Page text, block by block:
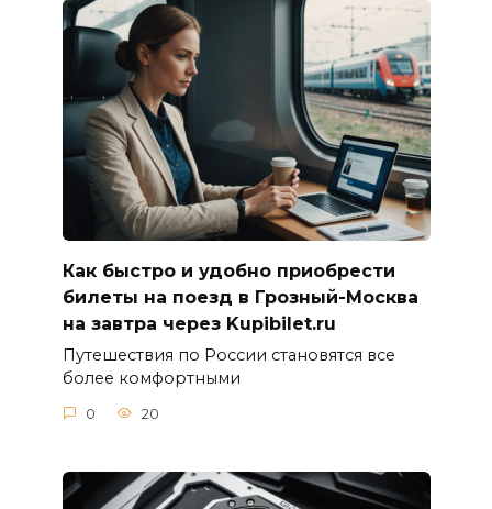
Как быстро и удобно приобрести
билеты на поезд в Грозный-Москва
на завтра через Kupibilet.ru
Путешествия по России становятся все
более комфортными
0 20